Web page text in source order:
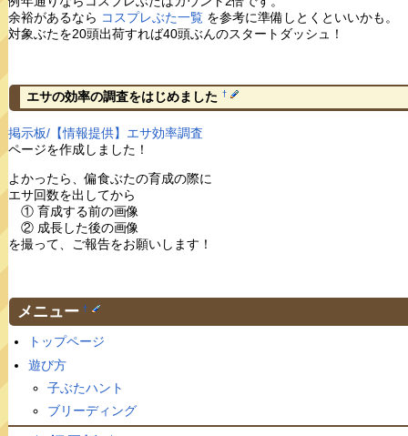
余裕があるなら コスプレぶた一覧を参考に準備しとくといいかも。
対象ぶたを20頭出荷すれば40頭ぶんのスタートダッシュ！
エサの効率の調査をはじめました †
掲示板/【情報提供】エサ効率調査
ページを作成しました！
よかったら、偏食ぶたの育成の際に
エサ回数を出してから
① 育成する前の画像
② 成長した後の画像
を撮って、ご報告をお願いします！
メニュー †
トップページ
遊び方
子ぶたハント
ブリーディング